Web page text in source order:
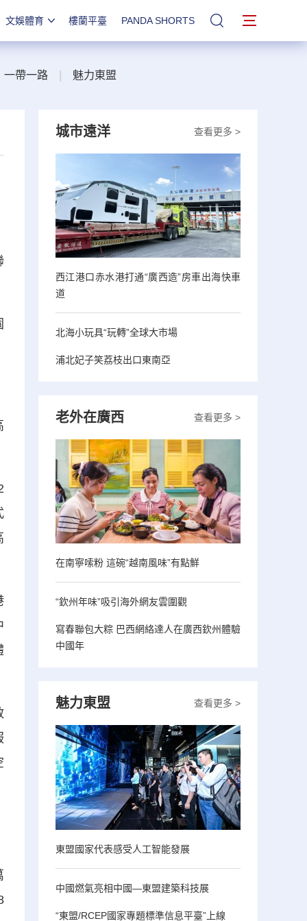
文娛體育 樓蘭平臺 PANDA SHORTS 站內搜索
一帶一路 魅力東盟
查看更多 >
城市遠洋
西江港口赤水港打通“廣西造”房車出海快車
道
北海小玩具“玩轉”全球大市場
浦北妃子笑荔枝出口東南亞
查看更多 >
老外在廣西
在南寧嗦粉 這碗“越南風味”有點鮮
“欽州年味”吸引海外網友雲圍觀
寫春聯包大粽 巴西網絡達人在廣西欽州體驗
中國年
查看更多 >
魅力東盟
東盟國家代表感受人工智能發展
中國燃氣亮相中國—東盟建築科技展
“東盟/RCEP國家專題標準信息平臺”上線